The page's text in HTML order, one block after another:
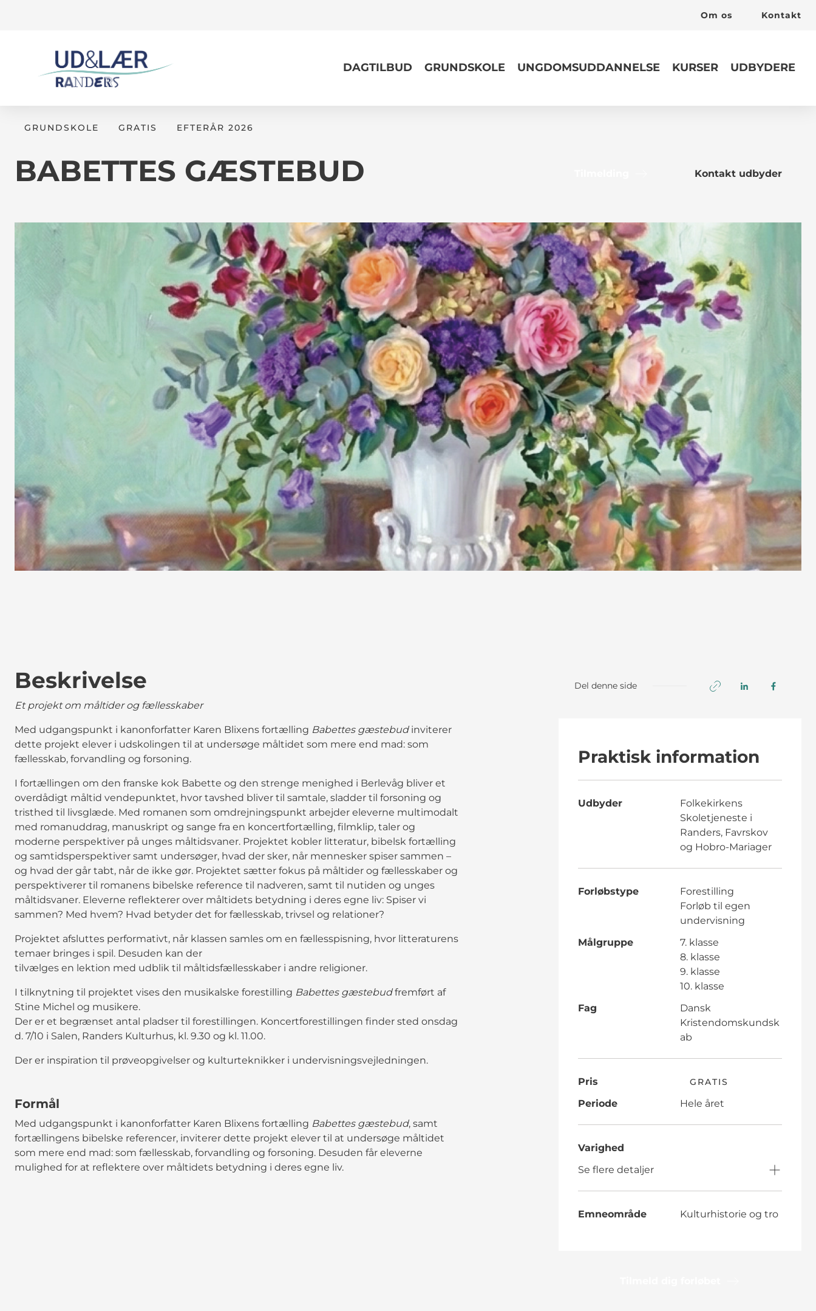
Om os Kontakt
DAGTILBUD GRUNDSKOLE UNGDOMSUDDANNELSE KURSER UDBYDERE
GRUNDSKOLE GRATIS EFTERÅR 2026
BABETTES GÆSTEBUD Kontakt udbyder
Beskrivelse
Et projekt om måltider og fællesskaber
Med udgangspunkt i kanonforfatter Karen Blixens fortælling Babettes gæstebudinviterer
dette projekt elever i udskolingen til at undersøge måltidet som mere end mad: som
fællesskab, forvandling og forsoning.
I fortællingen om den franske kok Babette og den strenge menighed i Berlevåg bliver et
overdådigt måltid vendepunktet, hvor tavshed bliver til samtale, sladder til forsoning og
tristhed til livsglæde. Med romanen som omdrejningspunkt arbejder eleverne multimodalt
med romanuddrag, manuskript og sange fra en koncertfortælling, filmklip, taler og
moderne perspektiver på unges måltidsvaner. Projektet kobler litteratur, bibelsk fortælling
og samtidsperspektiver samt undersøger, hvad der sker, når mennesker spiser sammen –
og hvad der går tabt, når de ikke gør. Projektet sætter fokus på måltider og fællesskaber og
perspektiverer til romanens bibelske reference til nadveren, samt til nutiden og unges
måltidsvaner. Eleverne reflekterer over måltidets betydning i deres egne liv: Spiser vi
sammen? Med hvem? Hvad betyder det for fællesskab, trivsel og relationer?
Projektet afsluttes performativt, når klassen samles om en fællesspisning, hvor litteraturens
temaer bringes i spil. Desuden kan der
tilvælges en lektion med udblik til måltidsfællesskaber i andre religioner.
I tilknytning til projektet vises den musikalske forestilling Babettes gæstebudfremført af
Stine Michel og musikere.
Der er et begrænset antal pladser til forestillingen. Koncertforestillingen finder sted onsdag
d. 7/10 i Salen, Randers Kulturhus, kl. 9.30 og kl. 11.00.
Der er inspiration til prøveopgivelser og kulturteknikker i undervisningsvejledningen.
Formål
Med udgangspunkt i kanonforfatter Karen Blixens fortælling Babettes gæstebud, samt
fortællingens bibelske referencer, inviterer dette projekt elever til at undersøge måltidet
som mere end mad: som fællesskab, forvandling og forsoning. Desuden får eleverne
mulighed for at reflektere over måltidets betydning i deres egne liv.
Del denne side
Praktisk information
Udbyder
Folkekirkens
Skoletjeneste i
Randers, Favrskov
og Hobro-Mariager
Forløbstype
Forestilling
Forløb til egen
undervisning
Målgruppe
7. klasse
8. klasse
9. klasse
10. klasse
Fag
Dansk
Kristendomskundsk
ab
Pris GRATIS
Periode Hele året
Varighed
Se flere detaljer
Emneområde Kulturhistorie og tro